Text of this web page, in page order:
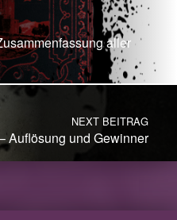
aller
NEXT BEITRAG
Auflösung und Gewinner